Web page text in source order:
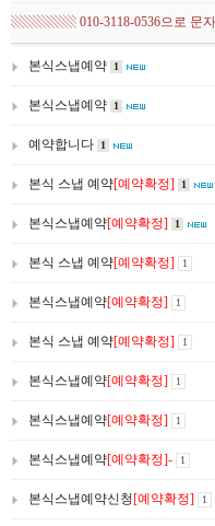
▧▧▧▧▧ 010-3118-0536으로 문
본식스냅예약 1
본식스냅예약 1
예약합니다 1
본식 스냅 예약[예약확정] 1
본식스냅예약[예약확정] 1
본식 스냅 예약[예약확정] 1
본식스냅예약[예약확정] 1
본식 스냅 예약[예약확정] 1
본식스냅예약[예약확정] 1
본식스냅예약[예약확정] 1
본식스냅예약[예약확정]- 1
본식스냅예약신청[예약확정] 1